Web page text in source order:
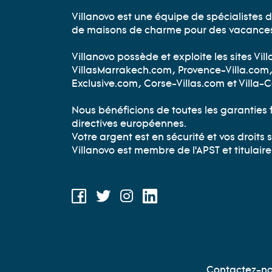
Villanovo est une équipe de spécialistes
de maisons de charme pour des
Villanovo possède et exploite les sites
VillasMarrakech.com, Provence-
Exclusive.com, Corse-Villas.com et Villa-
Nous bénéficions de toutes les
directives européennes.
Votre argent est en sécurité et vos
Villanovo est membre de l'APST et
NOUS RETROUVER SUR LES
Facebook
TwitterInstagram
LinkedIn